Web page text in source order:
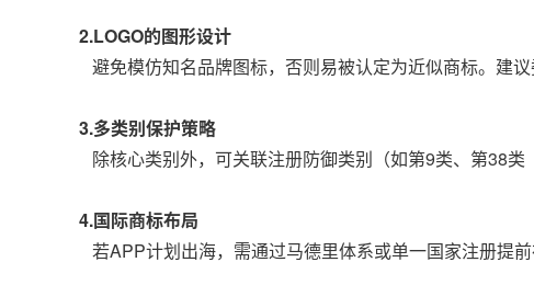
2.LOGO的图形设计
避免模仿知名品牌图标，否则易被认定为近似商标。建
3.多类别保护策略
除核心类别外，可关联注册防御类别（如第9类、第38类
4.国际商标布局
若APP计划出海，需通过马德里体系或单一国家注册提前